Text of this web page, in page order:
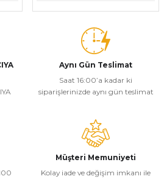
Aynı Gün Teslimat
Saat 16:00’a kadar ki
siparişlerinizde aynı gün teslimat
Müşteri Memuniyeti
Kolay iade ve değişim imkanı ile